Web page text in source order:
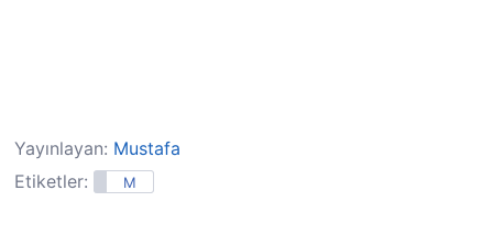
Yayınlayan: Mustafa
Etiketler:
M